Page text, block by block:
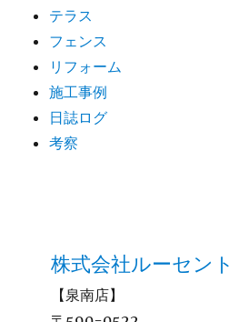
テラス
フェンス
リフォーム
施工事例
日誌ログ
考察
株式会社ルーセント
【泉南店】